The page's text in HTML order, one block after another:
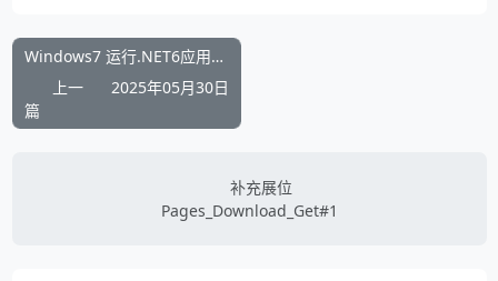
Windows7 运行.NET6应用程序崩溃必备环境包 | 含 VC++ 运行库・.NET6 runtime・系统补丁包
上一
篇
2025年05月30日
补充展位
Pages_Download_Get#1